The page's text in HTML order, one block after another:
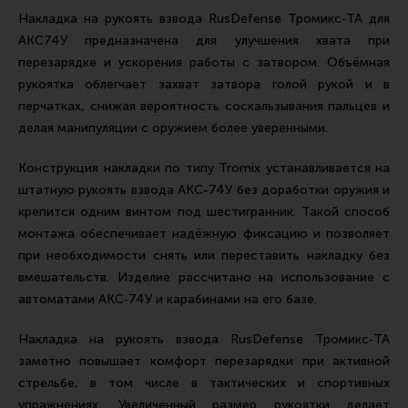
Ремни для IPSC
Стрелковые таймеры
Холощение и тренировки
Другие аксессуары IPSC
Экипировка
Пневматика
Стрелковые очки
Стрелковые наушники
Кобуры
Разгрузочные системы и защита
Защита головы
Накладка на рукоять взвода RusDefense Тромикс‑ТА для
АКС74У предназначена для улучшения хвата при
перезарядке и ускорения работы с затвором. Объёмная
рукоятка облегчает захват затвора голой рукой и в
перчатках, снижая вероятность соскальзывания пальцев и
делая манипуляции с оружием более уверенными.
Конструкция накладки по типу Tromix устанавливается на
штатную рукоять взвода АКС-74У без доработки оружия и
крепится одним винтом под шестигранник. Такой способ
монтажа обеспечивает надёжную фиксацию и позволяет
при необходимости снять или переставить накладку без
вмешательств. Изделие рассчитано на использование с
автоматами АКС‑74У и карабинами на его базе.
Накладка на рукоять взвода RusDefense Тромикс‑ТА
заметно повышает комфорт перезарядки при активной
стрельбе, в том числе в тактических и спортивных
упражнениях. Увеличенный размер рукоятки делает